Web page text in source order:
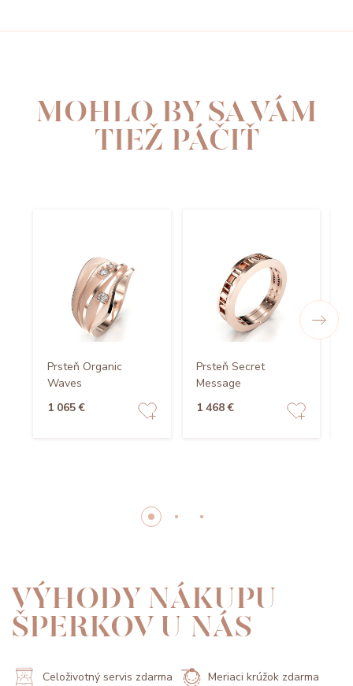
MOHLO BY SA VÁM
TIEŽ PÁČIŤ
Prsteň Organic
Waves
1 065 €
Prsteň Secret
Message
1 468 €
VÝHODY NÁKUPU
ŠPERKOV U NÁS
Celoživotný servis zdarma Meriaci krúžok zdarma